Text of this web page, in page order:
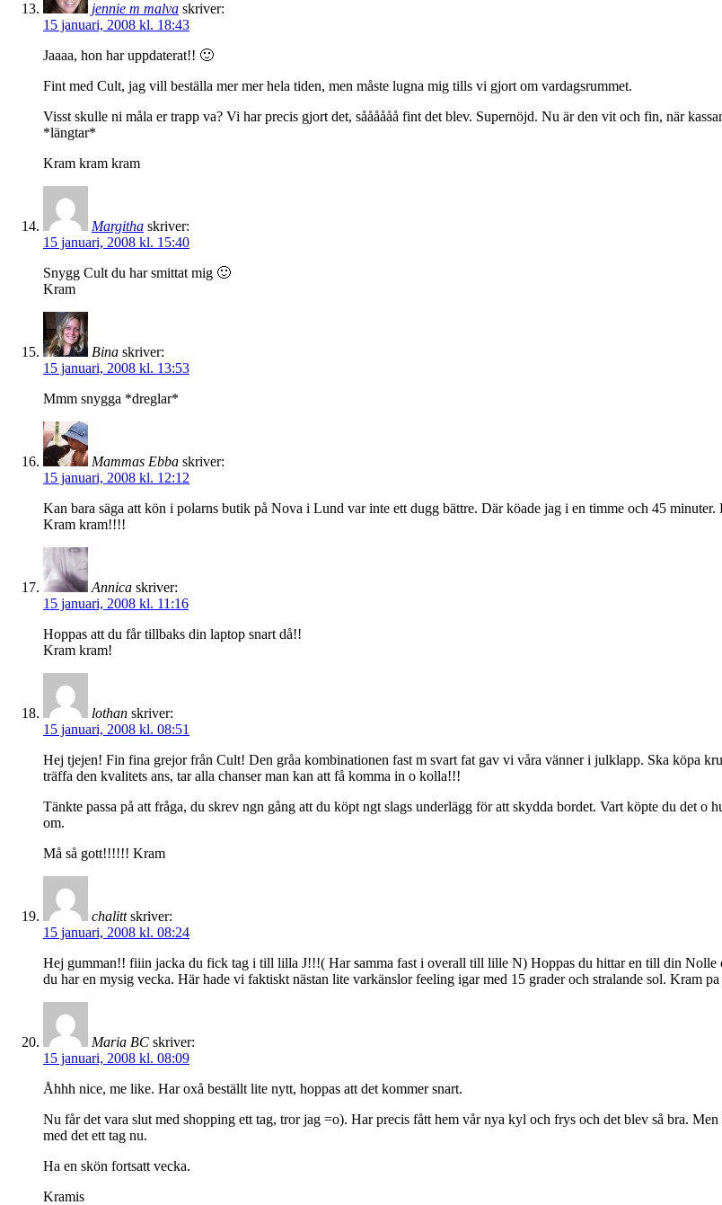
jennie m malva skriver:
15 januari, 2008 kl. 18:43
Jaaaa, hon har uppdaterat!! 🙂
Fint med Cult, jag vill beställa mer mer hela tiden, men måste lugna mig tills vi gjort om vardagsrummet.
Visst skulle ni måla er trapp va? Vi har precis gjort det, såååååå fint det blev. Supernöjd. Nu är den vit och fin, när
*längtar*
Kram kram kram
Margitha skriver:
15 januari, 2008 kl. 15:40
Snygg Cult du har smittat mig 🙂
Kram
Bina skriver:
15 januari, 2008 kl. 13:53
Mmm snygga *dreglar*
Mammas Ebba skriver:
15 januari, 2008 kl. 12:12
Kan bara säga att kön i polarns butik på Nova i Lund var inte ett dugg bättre. Där köade jag i en timme och 45
Kram kram!!!!
Annica skriver:
15 januari, 2008 kl. 11:16
Hoppas att du får tillbaks din laptop snart då!!
Kram kram!
lothan skriver:
15 januari, 2008 kl. 08:51
Hej tjejen! Fin fina grejor från Cult! Den gråa kombinationen fast m svart fat gav vi våra vänner i julklapp. Ska köpa
träffa den kvalitets ans, tar alla chanser man kan att få komma in o kolla!!!
Tänkte passa på att fråga, du skrev ngn gång att du köpt ngt slags underlägg för att skydda bordet. Vart köpte du det
om.
Må så gott!!!!!! Kram
chalitt skriver:
15 januari, 2008 kl. 08:24
Hej gumman!! fiiin jacka du fick tag i till lilla J!!!( Har samma fast i overall till lille N) Hoppas du hittar en till din Nolle
du har en mysig vecka. Här hade vi faktiskt nästan lite varkänslor feeling igar med 15 grader och stralande sol. Kram
Maria BC skriver:
15 januari, 2008 kl. 08:09
Åhhh nice, me like. Har oxå beställt lite nytt, hoppas att det kommer snart.
Nu får det vara slut med shopping ett tag, tror jag =o). Har precis fått hem vår nya kyl och frys och det blev så bra.
med det ett tag nu.
Ha en skön fortsatt vecka.
Kramis